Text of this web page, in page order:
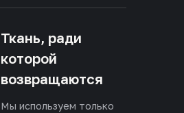
Ткань, ради
которой
возвращаются
Мы используем только